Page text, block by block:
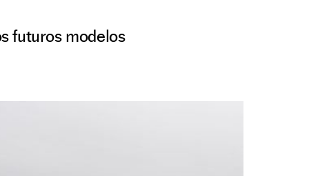
futuros modelos